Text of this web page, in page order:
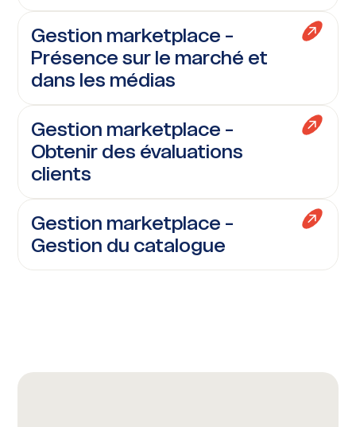
Gestion marketplace -
Présence sur le marché et
dans les médias
Gestion marketplace -
Obtenir des évaluations
clients
Gestion marketplace -
Gestion du catalogue